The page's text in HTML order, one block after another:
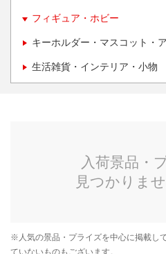
フィギュア・ホビー
キーホルダー・マスコット・
生活雑貨・インテリア・小物